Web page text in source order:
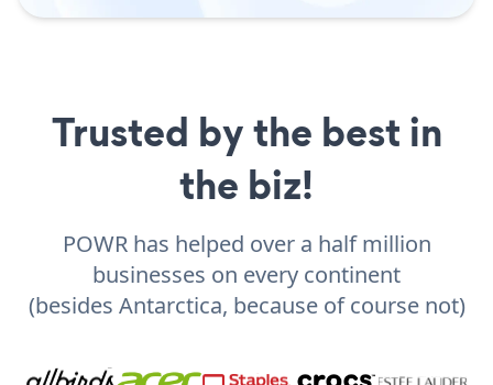
Trusted by the best in
the biz!
POWR has helped over a half million
businesses on every continent
(besides Antarctica, because of course not)